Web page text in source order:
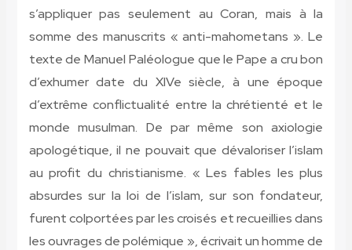
s’appliquer pas seulement au Coran, mais à la
somme des manuscrits « anti-mahometans ». Le
texte de Manuel Paléologue que le Pape a cru bon
d’exhumer date du XIVe siècle, à une époque
d’extrême conflictualité entre la chrétienté et le
monde musulman. De par même son axiologie
apologétique, il ne pouvait que dévaloriser l’islam
au profit du christianisme. « Les fables les plus
absurdes sur la loi de l’islam, sur son fondateur,
furent colportées par les croisés et recueillies dans
les ouvrages de polémique », écrivait un homme de